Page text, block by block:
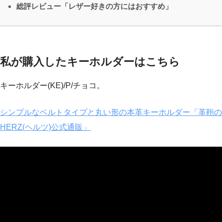
総評レビュー「レザー好きの方にはおすすめ」
私が購入したキーホルダーはこちら
キーホルダー(KE)/P/チョコ。
シンプルなベルトタイプと丸い形の本革キーホルダー「革鞄の
HERZ(ヘルツ)公式通販」